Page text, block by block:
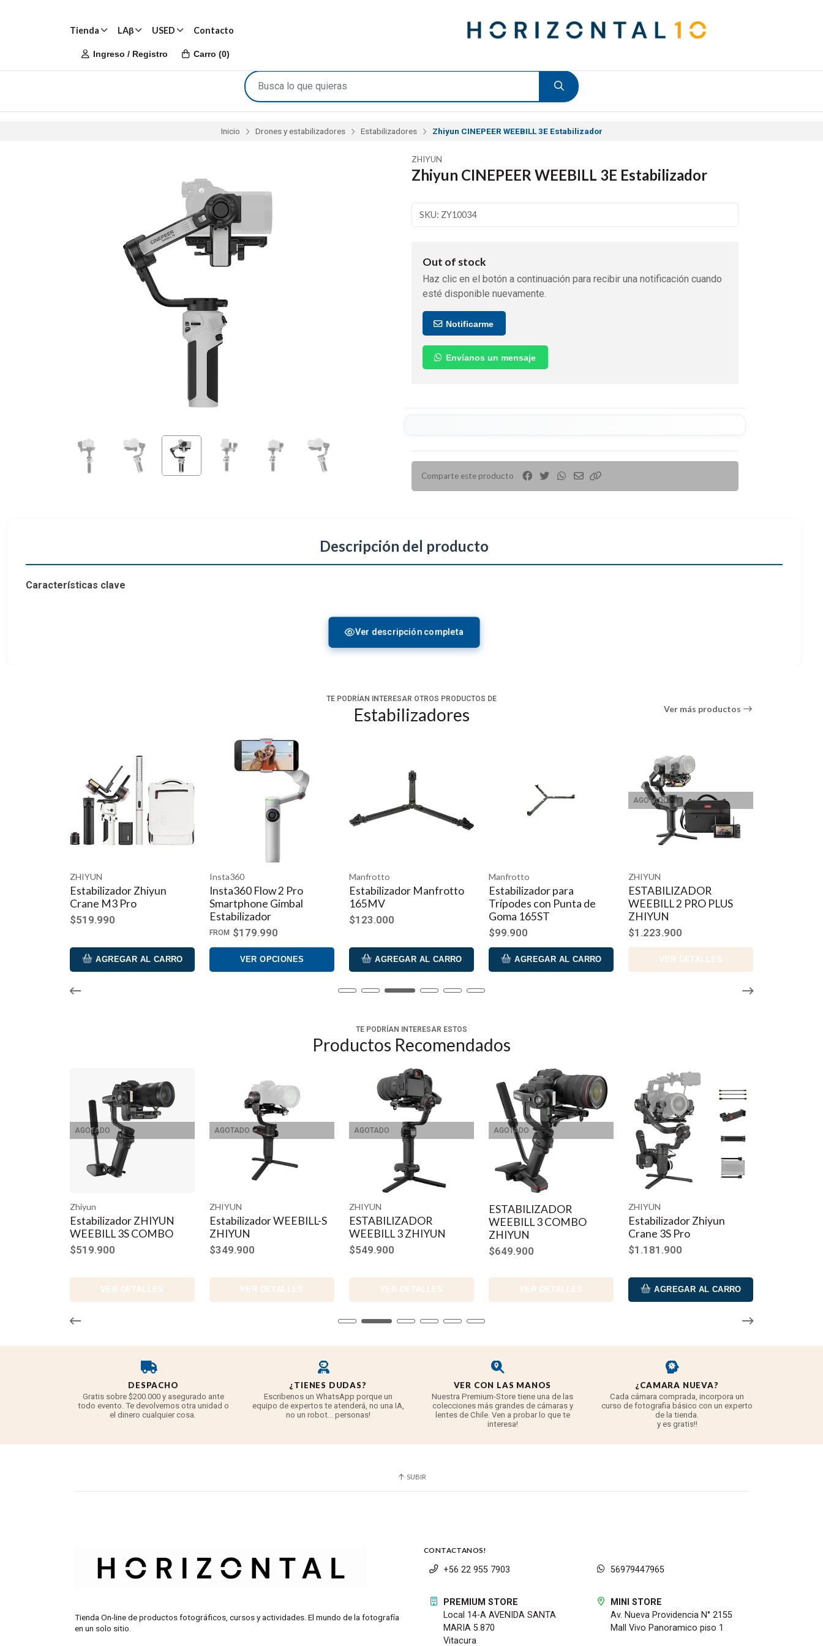
Tienda LAβ USED Contacto
Ingreso / Registro Carro (0)
Inicio Drones y estabilizadores Estabilizadores Zhiyun CINEPEER WEEBILL 3E Estabilizador
ZHIYUN
Zhiyun CINEPEER WEEBILL 3E Estabilizador
SKU: ZY10034
Out of stock
Haz clic en el botón a continuación para recibir una notificación cuando
esté disponible nuevamente.
Notificarme
Envíanos un mensaje
Comparte este producto
Descripción del producto
Características clave
el décimo algoritmo de Instune hace que la experiencia sea más fluida
alterna rápidamente entre modos de disparo
Gimbal que se adapta bien a tu mano
Tan compacto como un papel A4, WEEBILL 3E es tu compañero perfecto sobre la marcha. El cuerpo compacto y el mango de diseño ergonómico hacen que sea un placer llevarlo
y usarlo, convirtiendo las sesiones de filmación de horas en una brisa.
Control de obturador Bluetooth
Controla tu cámara de forma inalámbrica con el WEEBILL 3E a través de bluetooth. Captura fotos e inicia/detiene las grabaciones sin esfuerzo con solo tocar un botón.
Ver descripción completa
TE PODRÍAN INTERESAR OTROS PRODUCTOS DE
Estabilizadores Ver más productos
ZHIYUN
Estabilizador Zhiyun
Crane M3 Pro
$519.990
AGREGAR AL CARRO
Insta360
Insta360 Flow 2 Pro
Smartphone Gimbal
Estabilizador
FROM $179.990
VER OPCIONES
Manfrotto
Estabilizador Manfrotto
165MV
$123.000
AGREGAR AL CARRO
Manfrotto
Estabilizador para
Trípodes con Punta de
Goma 165ST
$99.900
AGREGAR AL CARRO
AGOTADO
ZHIYUN
ESTABILIZADOR
WEEBILL 2 PRO PLUS
ZHIYUN
$1.223.900
VER DETALLES
TE PODRÍAN INTERESAR ESTOS
Productos Recomendados
AGOTADO
Zhiyun
Estabilizador ZHIYUN
WEEBILL 3S COMBO
$519.900
VER DETALLES
AGOTADO
ZHIYUN
Estabilizador WEEBILL-S
ZHIYUN
$349.900
VER DETALLES
AGOTADO
ZHIYUN
ESTABILIZADOR
WEEBILL 3 ZHIYUN
$549.900
VER DETALLES
AGOTADO
ESTABILIZADOR
WEEBILL 3 COMBO
ZHIYUN
$649.900
VER DETALLES
ZHIYUN
Estabilizador Zhiyun
Crane 3S Pro
$1.181.900
AGREGAR AL CARRO
DESPACHO
Gratis sobre $200.000 y asegurado ante
todo evento. Te devolvemos otra unidad o
el dinero cualquier cosa.
¿TIENES DUDAS?
Escribenos un WhatsApp porque un
equipo de expertos te atenderá, no una IA,
no un robot... personas!
VER CON LAS MANOS
Nuestra Premium-Store tiene una de las
colecciones más grandes de cámaras y
lentes de Chile. Ven a probar lo que te
interesa!
¿CAMARA NUEVA?
Cada cámara comprada, incorpora un
curso de fotografia básico con un experto
de la tienda.
y es gratis!!
SUBIR
Tienda On-line de productos fotográficos, cursos y actividades. El mundo de la fotografía
en un solo sitio.
CONTACTANOS!
+56 22 955 7903 56979447965
PREMIUM STORE
Local 14-A AVENIDA SANTA
MARIA 5.870
Vitacura
MINI STORE
Av. Nueva Providencia N° 2155
Mall Vivo Panoramico piso 1